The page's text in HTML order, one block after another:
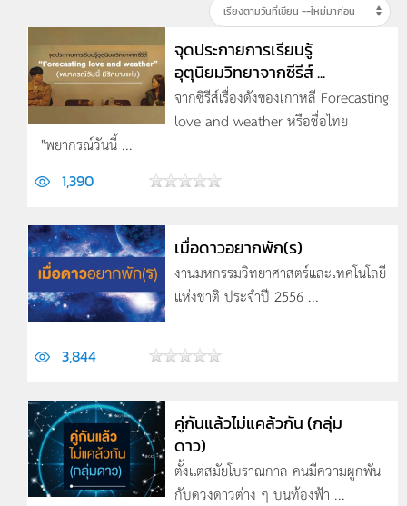
จุดประกายการเรียนรู้
อุตุนิยมวิทยาจากซีรีส์ ...
จากซีรีส์เรื่องดังของเกาหลี Forecasting
love and weather หรือชื่อไทย
"พยากรณ์วันนี้ ...
1,390
เมื่อดาวอยากพัก(ร)
งานมหกรรมวิทยาศาสตร์และเทคโนโลยี
แห่งชาติ ประจำปี 2556 ...
3,844
คู่กันแล้วไม่แคล้วกัน (กลุ่ม
ดาว)
ตั้งแต่สมัยโบราณกาล คนมีความผูกพัน
กับดวงดาวต่าง ๆ บนท้องฟ้า ...